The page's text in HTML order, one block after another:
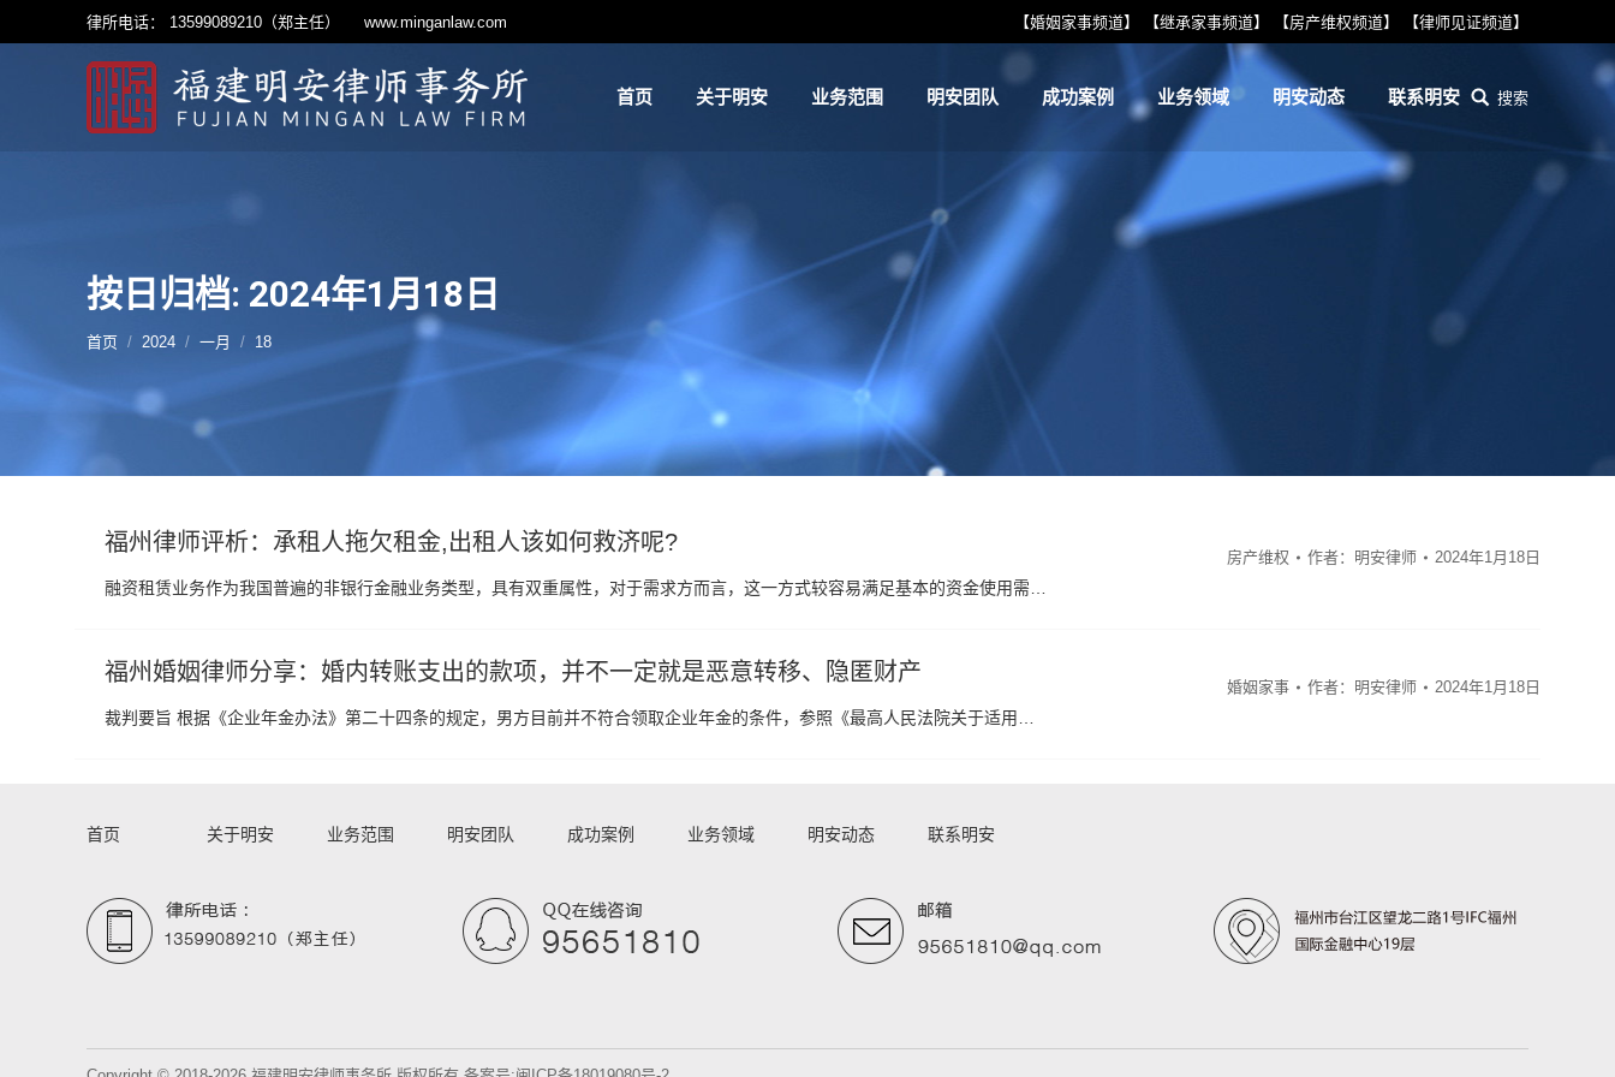
律所电话： 13599089210（郑主任） www.minganlaw.com 【婚姻家事频道】 【继承家事频道】 【房产维权频道】 【律师见证频道】
首页 关于明安 业务范围 明安团队 成功案例 业务领域 明安动态 联系明安 搜 搜索
按日归档: 2024年1月18日
您的位置：
首页 2024 一月 18
福州律师评析：承租人拖欠租金,出租人该如何救济呢?
房产维权 作者： 明安律师 2024年1月18日
融资租赁业务作为我国普遍的非银行金融业务类型，具有双重属性，对于需求方而言，这一方式较容易满足基本的资金使用需…
福州婚姻律师分享：婚内转账支出的款项，并不一定就是恶意转移、隐匿财产
婚姻家事 作者： 明安律师 2024年1月18日
裁判要旨 根据《企业年金办法》第二十四条的规定，男方目前并不符合领取企业年金的条件，参照《最高人民法院关于适用…
首页 关于明安 业务范围 明安团队 成功案例 业务领域 明安动态 联系明安
首页 关于明安 业务范围 明安团队 成功案例 业务领域 明安动态 联系明安 搜 搜索